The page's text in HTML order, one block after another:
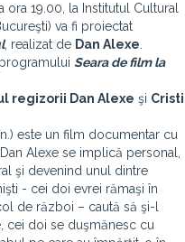
19.00, la Institutul Cultural
va fi proiectat
, realizat de Dan Alexe
Seara de film la
regizorii Dan Alexe şi Cristi
este un film documentar cu
Alexe se implică personal,
şi devenind unul dintre
- cei doi evrei rămaşi în
de război – caută să şi-l
cei doi se duşmănesc cu